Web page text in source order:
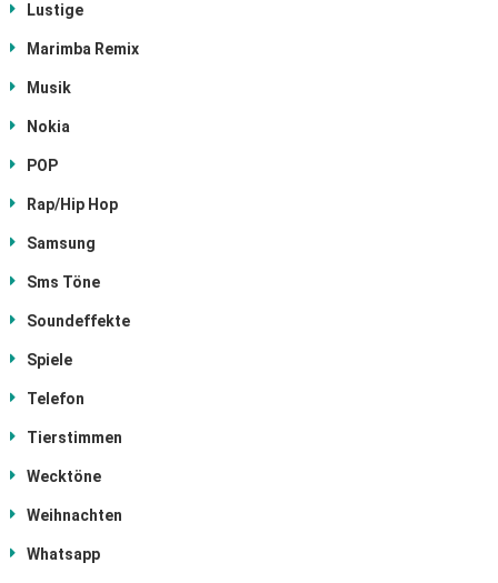
Lustige
Marimba Remix
Musik
Nokia
POP
Rap/Hip Hop
Samsung
Sms Töne
Soundeffekte
Spiele
Telefon
Tierstimmen
Wecktöne
Weihnachten
Whatsapp